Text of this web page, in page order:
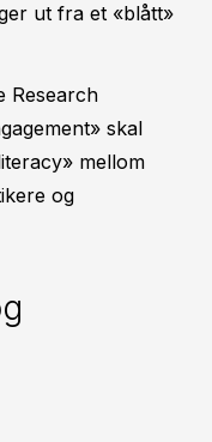
ut fra et «blått»
Research
skal
mellom
og